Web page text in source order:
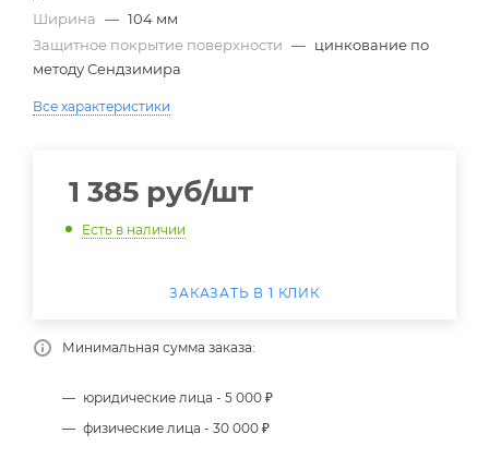
Ширина — 104 мм
Защитное покрытие поверхности — цинкование по
методу Сендзимира
Все характеристики
1 385 руб/шт
Есть в наличии
ЗАКАЗАТЬ В 1 КЛИК
Минимальная сумма заказа:
юридические лица - 5 000 ₽
физические лица - 30 000 ₽